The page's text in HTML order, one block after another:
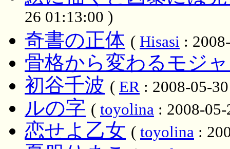
26 01:13:00 )
奇書の正体 ( Hisasi :
骨格から変わるモジ
初谷千波 ( ER : 2008-05-
ルの字 ( toyolina : 2008-
恋せよ乙女 ( toyolina :